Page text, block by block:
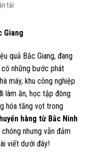
tải
Giang
quả Bắc Giang, đang
những bước phát
máy, khu công nghiệp
làm ăn, học tập đông
hóa tăng vọt trong
hàng từ Bắc Ninh
chóng nhưng vẫn đảm
viết dưới đây!